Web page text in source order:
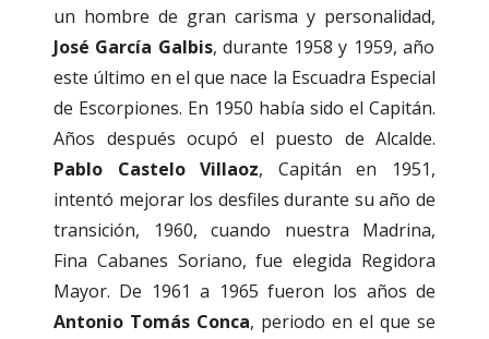
un hombre de gran carisma y personalidad,
José García Galbis, durante 1958 y 1959, año
este último en el que nace la Escuadra Especial
de Escorpiones. En 1950 había sido el Capitán.
Años después ocupó el puesto de Alcalde.
Pablo Castelo Villaoz, Capitán en 1951,
intentó mejorar los desfiles durante su año de
transición, 1960, cuando nuestra Madrina,
Fina Cabanes Soriano, fue elegida Regidora
Mayor. De 1961 a 1965 fueron los años de
Antonio Tomás Conca, periodo en el que se